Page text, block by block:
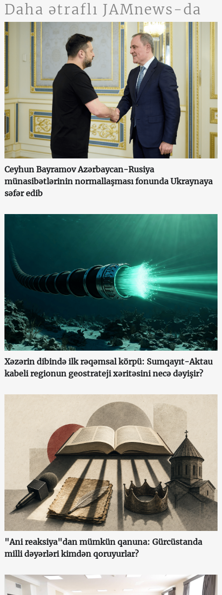
Daha ətraflı JAMnews-da
Ceyhun Bayramov Azərbaycan-Rusiya
münasibətlərinin normallaşması fonunda Ukraynaya
səfər edib
Xəzərin dibində ilk rəqəmsal körpü: Sumqayıt-Aktau
kabeli regionun geostrateji xəritəsini necə dəyişir?
"Ani reaksiya"dan mümkün qanuna: Gürcüstanda
milli dəyərləri kimdən qoruyurlar?